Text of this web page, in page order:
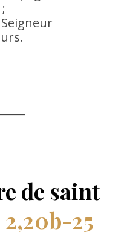
de saint
2,20b-25